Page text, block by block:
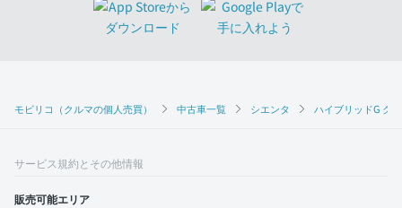
モビリコ（クルマの個人売買） 中古車一覧 シエンタ ハイブリッドG ク
サービス規約とその他情報
販売可能エリア